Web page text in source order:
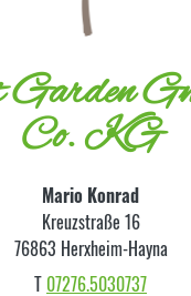
Co. KG
Mario Konrad
Kreuzstraße 16
76863 Herxheim-Hayna
T 07276.5030737